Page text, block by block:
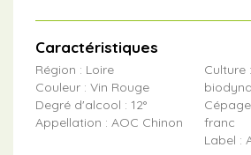
Caractéristiques
Région : Loire
Couleur : Vin Rouge
Degré d'alcool : 12°
Appellation : AOC Chinon
Culture
franc
Label :